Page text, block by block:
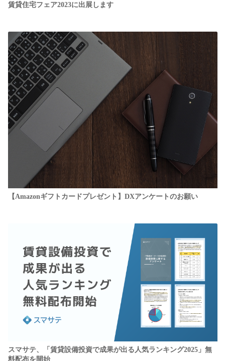
賃貸住宅フェア2023に出展します
【Amazonギフトカードプレゼント】DXアンケートのお願い
スマサテ、「賃貸設備投資で成果が出る人気ランキング2025」無
料配布を開始